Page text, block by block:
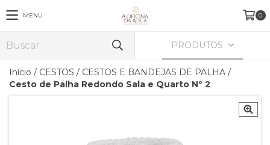
MENU 0
PRODUTOS
Início / CESTOS / CESTOS E BANDEJAS DE PALHA /
Cesto de Palha Redondo Sala e Quarto Nº 2